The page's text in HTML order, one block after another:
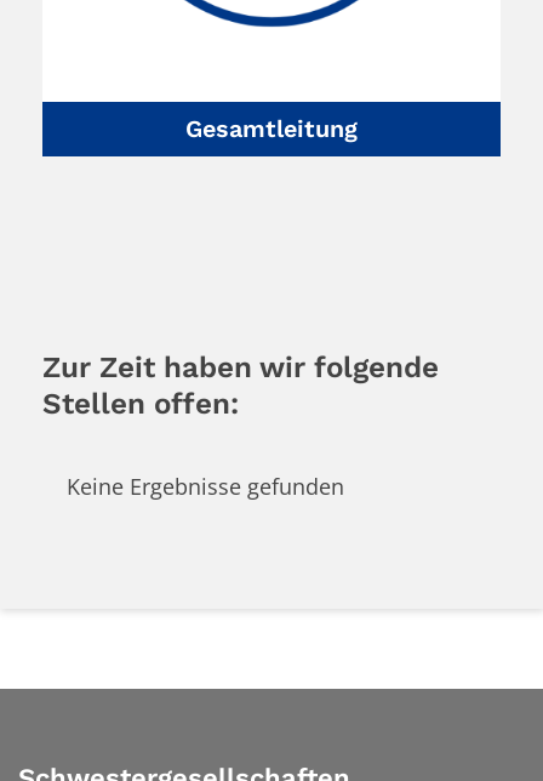
Gesamtleitung
Zur Zeit haben wir folgende
Stellen offen:
Keine Ergebnisse gefunden